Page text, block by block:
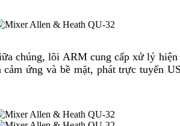
lõi ARM cung cấp xử lý hiện
ứng và bề mặt, phát trực tuyến